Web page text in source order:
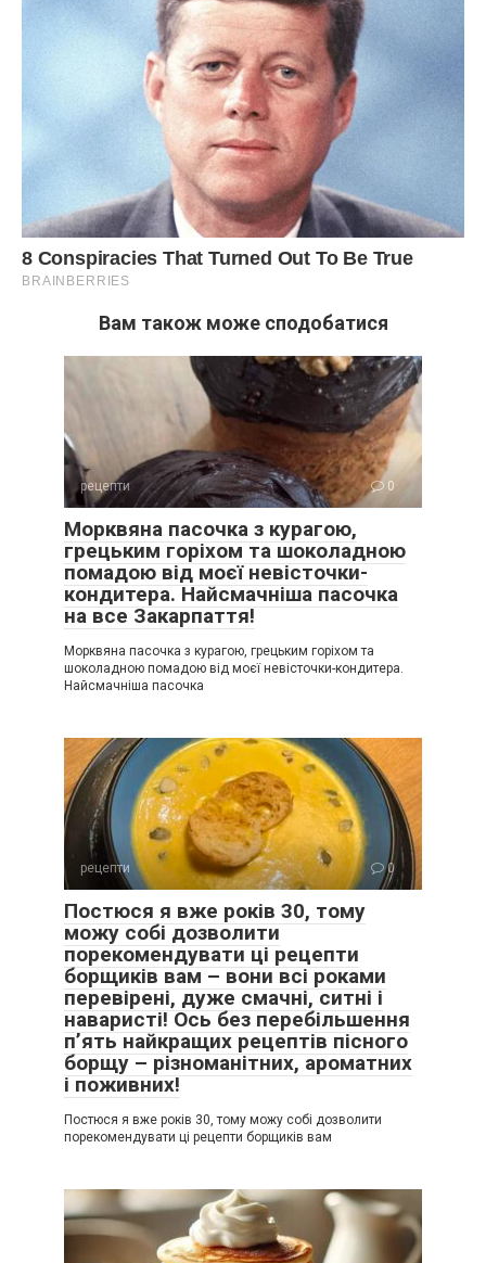
Вам також може сподобатися
рецепти 0
Морквяна пасочка з курагою,
грецьким горіхом та шоколадною
помадою від моєї невісточки-
кондитера. Найсмачніша пасочка
на все Закарпаття!
Морквяна пасочка з курагою, грецьким горіхом та
шоколадною помадою від моєї невісточки-кондитера.
Найсмачніша пасочка
рецепти 0
Постюся я вже років 30, тому
можу собі дозволити
порекомендувати ці рецепти
борщиків вам – вони всі роками
перевірені, дуже смачні, ситні і
наваристі! Ось без перебільшення
п’ять найкращих рецептів пісного
борщу – різноманітних, ароматних
і поживних!
Постюся я вже років 30, тому можу собі дозволити
порекомендувати ці рецепти борщиків вам